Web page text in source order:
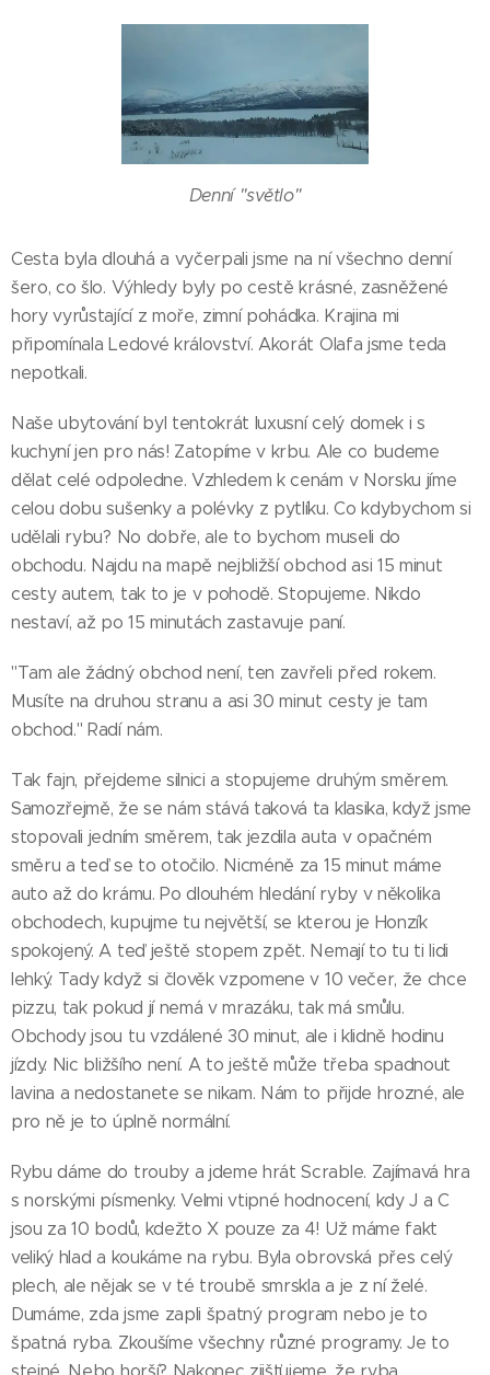
Denní "světlo"
Cesta byla dlouhá a vyčerpali jsme na ní všechno denní
šero, co šlo. Výhledy byly po cestě krásné, zasněžené
hory vyrůstající z moře, zimní pohádka. Krajina mi
připomínala Ledové království. Akorát Olafa jsme teda
nepotkali.
Naše ubytování byl tentokrát luxusní celý domek i s
kuchyní jen pro nás! Zatopíme v krbu. Ale co budeme
dělat celé odpoledne. Vzhledem k cenám v Norsku jíme
celou dobu sušenky a polévky z pytlíku. Co kdybychom si
udělali rybu? No dobře, ale to bychom museli do
obchodu. Najdu na mapě nejbližší obchod asi 15 minut
cesty autem, tak to je v pohodě. Stopujeme. Nikdo
nestaví, až po 15 minutách zastavuje paní.
"Tam ale žádný obchod není, ten zavřeli před rokem.
Musíte na druhou stranu a asi 30 minut cesty je tam
obchod." Radí nám.
Tak fajn, přejdeme silnici a stopujeme druhým směrem.
Samozřejmě, že se nám stává taková ta klasika, když jsme
stopovali jedním směrem, tak jezdila auta v opačném
směru a teď se to otočilo. Nicméně za 15 minut máme
auto až do krámu. Po dlouhém hledání ryby v několika
obchodech, kupujme tu největší, se kterou je Honzík
spokojený. A teď ještě stopem zpět. Nemají to tu ti lidi
lehký. Tady když si člověk vzpomene v 10 večer, že chce
pizzu, tak pokud jí nemá v mrazáku, tak má smůlu.
Obchody jsou tu vzdálené 30 minut, ale i klidně hodinu
jízdy. Nic bližšího není. A to ještě může třeba spadnout
lavina a nedostanete se nikam. Nám to přijde hrozné, ale
pro ně je to úplně normální.
Rybu dáme do trouby a jdeme hrát Scrable. Zajímavá hra
s norskými písmenky. Velmi vtipné hodnocení, kdy J a C
jsou za 10 bodů, kdežto X pouze za 4! Už máme fakt
veliký hlad a koukáme na rybu. Byla obrovská přes celý
plech, ale nějak se v té troubě smrskla a je z ní želé.
Dumáme, zda jsme zapli špatný program nebo je to
špatná ryba. Zkoušíme všechny různé programy. Je to
stejné. Nebo horší? Nakonec zjišťujeme, že ryba